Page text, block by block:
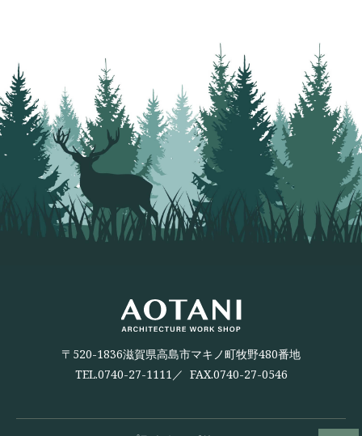
〒520-1836滋賀県高島市マキノ町牧野480番地
TEL.0740-27-1111／ FAX.0740-27-0546